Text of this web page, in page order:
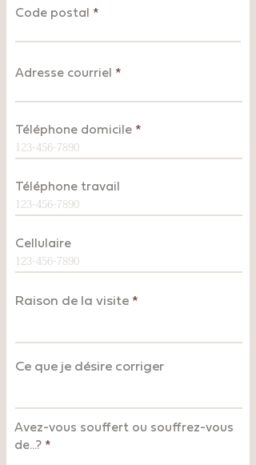
Code postal
Adresse courriel
Téléphone domicile
Téléphone travail
Cellulaire
Raison de la visite
Ce que je désire corriger
Avez-vous souffert ou souffrez-vous
de...? *